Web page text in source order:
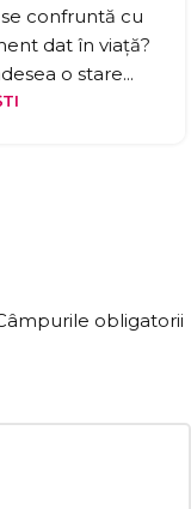
confruntă cu
dat în viață?
o stare...
obligatorii